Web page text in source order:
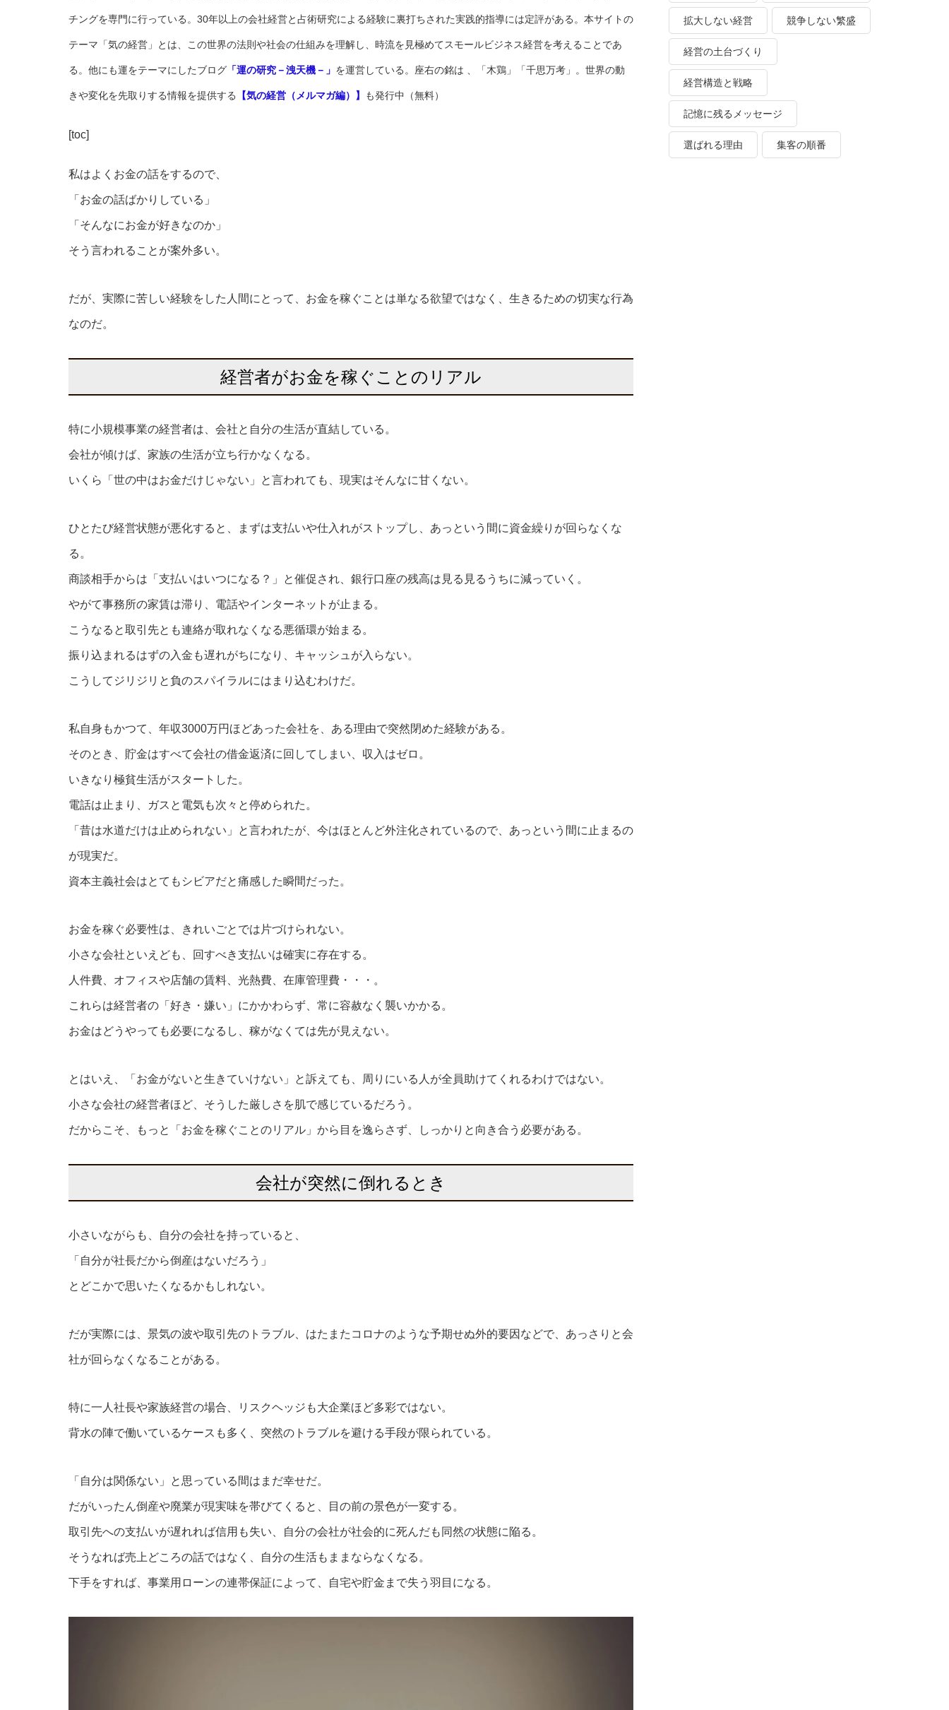
チングを専門に行っている。30年以上の会社経営と占術研究による経験に裏打ちされた実践的指導には定評がある。本サイトの
テーマ「気の経営」とは、この世界の法則や社会の仕組みを理解し、時流を見極めてスモールビジネス経営を考えることであ
る。他にも運をテーマにしたブログ 「運の研究－洩天機－」 を運営している。座右の銘は 、「木鶏」「千思万考」。世界の動
きや変化を先取りする情報を提供する 【気の経営（メルマガ編）】 も発行中（無料）
[toc]
私はよくお金の話をするので、
「お金の話ばかりしている」
「そんなにお金が好きなのか」
そう言われることが案外多い。
だが、実際に苦しい経験をした人間にとって、お金を稼ぐことは単なる欲望ではなく、生きるための切実な行為
なのだ。
経営者がお金を稼ぐことのリアル
特に小規模事業の経営者は、会社と自分の生活が直結している。
会社が傾けば、家族の生活が立ち行かなくなる。
いくら「世の中はお金だけじゃない」と言われても、現実はそんなに甘くない。
ひとたび経営状態が悪化すると、まずは支払いや仕入れがストップし、あっという間に資金繰りが回らなくな
る。
商談相手からは「支払いはいつになる？」と催促され、銀行口座の残高は見る見るうちに減っていく。
やがて事務所の家賃は滞り、電話やインターネットが止まる。
こうなると取引先とも連絡が取れなくなる悪循環が始まる。
振り込まれるはずの入金も遅れがちになり、キャッシュが入らない。
こうしてジリジリと負のスパイラルにはまり込むわけだ。
私自身もかつて、年収3000万円ほどあった会社を、ある理由で突然閉めた経験がある。
そのとき、貯金はすべて会社の借金返済に回してしまい、収入はゼロ。
いきなり極貧生活がスタートした。
電話は止まり、ガスと電気も次々と停められた。
「昔は水道だけは止められない」と言われたが、今はほとんど外注化されているので、あっという間に止まるの
が現実だ。
資本主義社会はとてもシビアだと痛感した瞬間だった。
お金を稼ぐ必要性は、きれいごとでは片づけられない。
小さな会社といえども、回すべき支払いは確実に存在する。
人件費、オフィスや店舗の賃料、光熱費、在庫管理費・・・。
これらは経営者の「好き・嫌い」にかかわらず、常に容赦なく襲いかかる。
お金はどうやっても必要になるし、稼がなくては先が見えない。
とはいえ、「お金がないと生きていけない」と訴えても、周りにいる人が全員助けてくれるわけではない。
小さな会社の経営者ほど、そうした厳しさを肌で感じているだろう。
だからこそ、もっと「お金を稼ぐことのリアル」から目を逸らさず、しっかりと向き合う必要がある。
会社が突然に倒れるとき
小さいながらも、自分の会社を持っていると、
「自分が社長だから倒産はないだろう」
とどこかで思いたくなるかもしれない。
だが実際には、景気の波や取引先のトラブル、はたまたコロナのような予期せぬ外的要因などで、あっさりと会
社が回らなくなることがある。
特に一人社長や家族経営の場合、リスクヘッジも大企業ほど多彩ではない。
背水の陣で働いているケースも多く、突然のトラブルを避ける手段が限られている。
「自分は関係ない」と思っている間はまだ幸せだ。
だがいったん倒産や廃業が現実味を帯びてくると、目の前の景色が一変する。
取引先への支払いが遅れれば信用も失い、自分の会社が社会的に死んだも同然の状態に陥る。
そうなれば売上どころの話ではなく、自分の生活もままならなくなる。
下手をすれば、事業用ローンの連帯保証によって、自宅や貯金まで失う羽目になる。
拡大しない経営 競争しない繁盛
経営の土台づくり
経営構造と戦略
記憶に残るメッセージ
選ばれる理由 集客の順番